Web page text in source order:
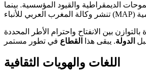
الديمقراطية والقيود المؤسسية. بينما
بين الانفتاح واحترام الأطر المحددة
الدولة. يبقى هذا القطاع
اللغات والهويات الثقافية